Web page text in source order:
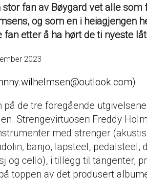
stor fan av Bøygard vet alle som
og som en i heiagjengen
fan etter å ha hørt de ti nyeste
2023
på de tre foregående
Strengevirtuosen Freddy
med strenger
banjo, lapsteel, pedalsteel,
og cello), i tillegg til tangenter,
toppen av det produsert